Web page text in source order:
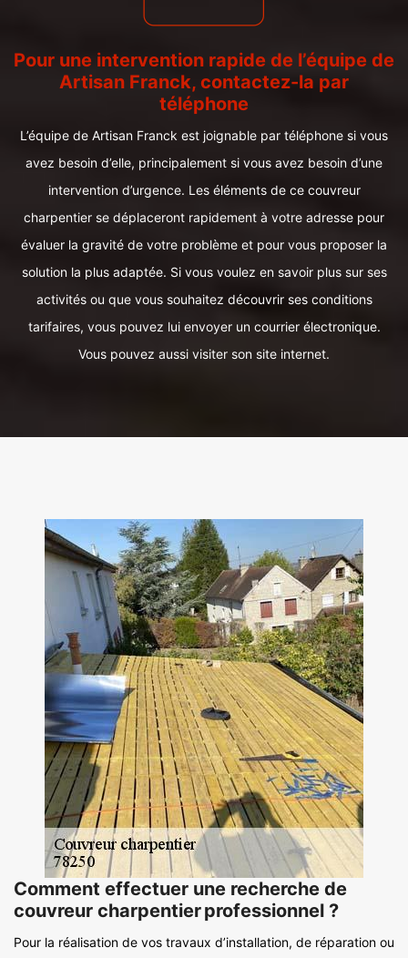
Pour une intervention rapide de l’équipe de
Artisan Franck, contactez-la par
téléphone
L’équipe de Artisan Franck est joignable par téléphone si vous
avez besoin d’elle, principalement si vous avez besoin d’une
intervention d’urgence. Les éléments de ce couvreur
charpentier se déplaceront rapidement à votre adresse pour
évaluer la gravité de votre problème et pour vous proposer la
solution la plus adaptée. Si vous voulez en savoir plus sur ses
activités ou que vous souhaitez découvrir ses conditions
tarifaires, vous pouvez lui envoyer un courrier électronique.
Vous pouvez aussi visiter son site internet.
Comment effectuer une recherche de
couvreur charpentier professionnel ?
Pour la réalisation de vos travaux d’installation, de réparation ou